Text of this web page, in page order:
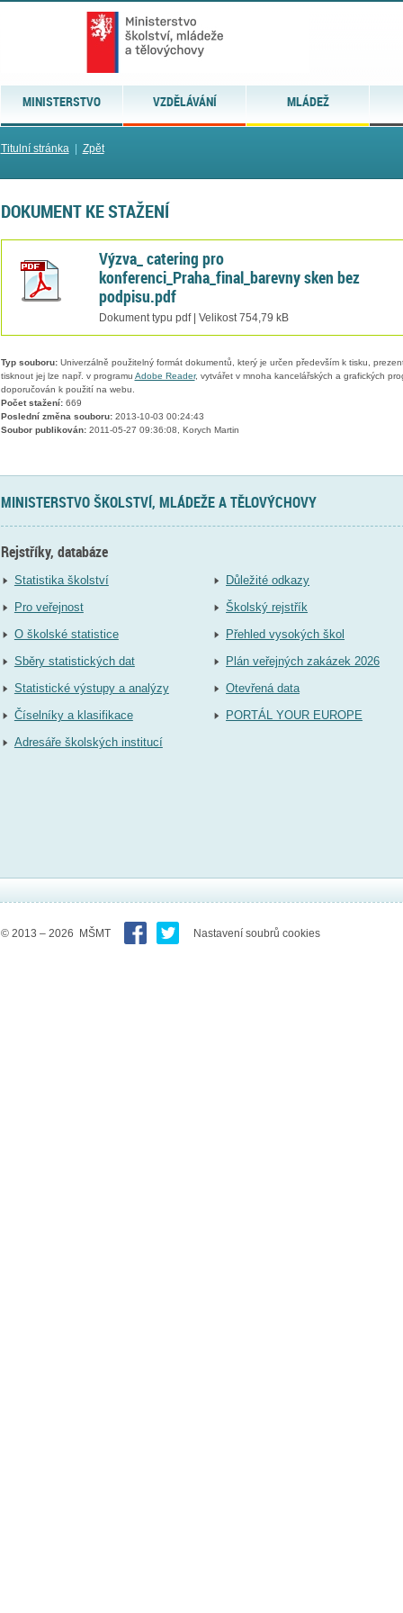
MINISTERSTVO VZDĚLÁVÁNÍ MLÁDEŽ
Titulní stránka| Zpět
DOKUMENT KE STAŽENÍ
Výzva_ catering pro
konferenci_Praha_final_barevny sken bez
podpisu.pdf
Dokument typu pdf | Velikost 754,79 kB
Typ souboru:Univerzálně použitelný formát dokumentů, který je určen především k tisku,
tisknout jej lze např. v programu Adobe Reader, vytvářet v mnoha kancelářských a grafických
doporučován k použití na webu.
Počet stažení:669
Poslední změna souboru:2013-10-03 00:24:43
Soubor publikován:2011-05-27 09:36:08, Korych Martin
MINISTERSTVO ŠKOLSTVÍ, MLÁDEŽE A TĚLOVÝCHOVY
Rejstříky, databáze
Statistika školství
Pro veřejnost
O školské statistice
Sběry statistických dat
Statistické výstupy a analýzy
Číselníky a klasifikace
Adresáře školských institucí
Důležité odkazy
Školský rejstřík
Přehled vysokých škol
Plán veřejných zakázek 2026
Otevřená data
PORTÁL YOUR EUROPE
© 2013 – 2026 MŠMT Nastavení soubrů cookies